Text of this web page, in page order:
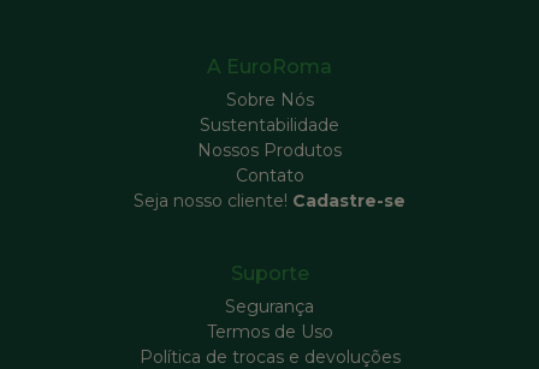
A EuroRoma
Sobre Nós
Sustentabilidade
Nossos Produtos
Contato
Seja nosso cliente! Cadastre-se
Suporte
Segurança
Termos de Uso
Política de trocas e devoluções